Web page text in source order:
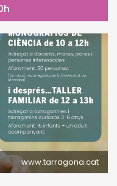
www.tarragona.cat